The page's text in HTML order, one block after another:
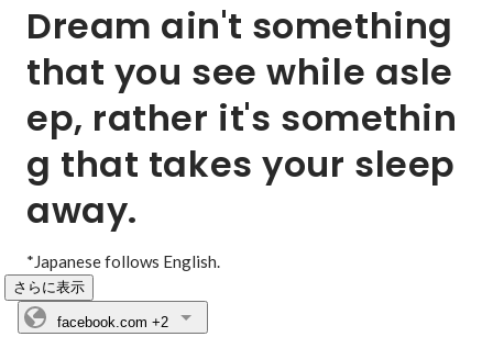
Dream ain't something
that you see while asle
ep, rather it's somethin
g that takes your sleep
away.
*Japanese follows English.
さらに表示
facebook.com +2